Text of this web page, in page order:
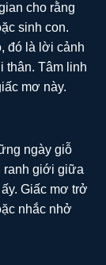
cho rằng
sinh con.
đó là lời cảnh
thân. Tâm linh
mơ này.
ngày giỗ
ranh giới giữa
Giấc mơ trở
nhắc nhở